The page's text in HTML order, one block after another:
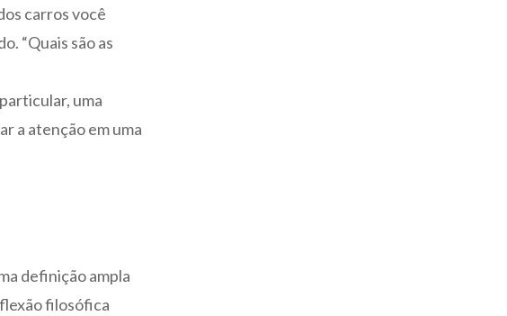
carros você
“Quais são as
uma
a atenção em uma
definição ampla
filosófica